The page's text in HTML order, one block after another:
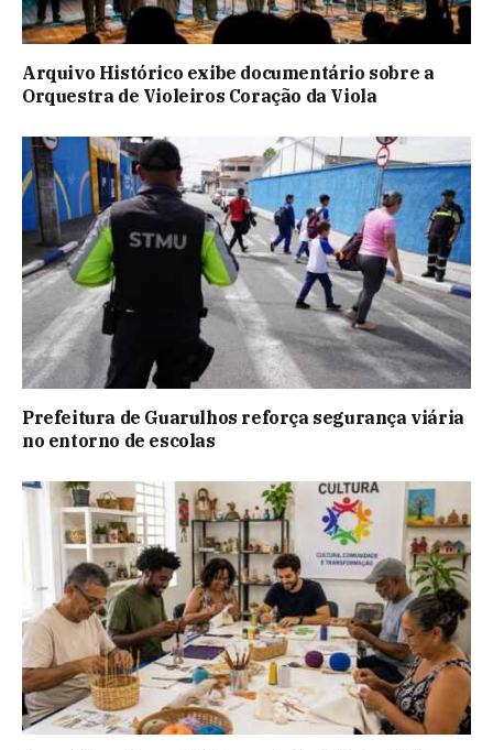
Arquivo Histórico exibe documentário sobre a
Orquestra de Violeiros Coração da Viola
Prefeitura de Guarulhos reforça segurança viária
no entorno de escolas